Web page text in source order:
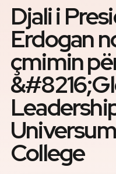
Regjistrimet
Programet
Jeta Studentore
Ndërkombëtare
Fuqizuar nga ASU
Rreth nesh
Djali i
Erdogan
çmimin
College